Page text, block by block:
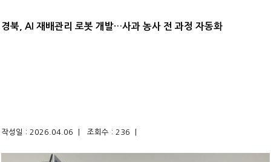
경북, AI 재배관리 로봇 개발…사과 농사 전 과정 자동화
작성일 : 2026.04.06 | 조회수 : 236 |